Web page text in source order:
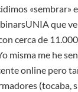
«sembrar»
que
cerca de
misma me he
online pero
(tocaba,